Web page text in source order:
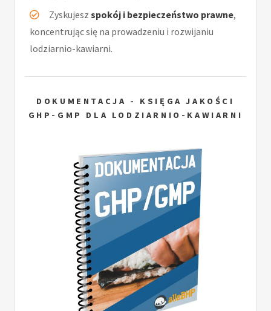
Zyskujesz spokój i bezpieczeństwo prawne,
koncentrując się na prowadzeniu i rozwijaniu
lodziarnio-kawiarni.
DOKUMENTACJA - KSIĘGA JAKOŚCI
GHP-GMP DLA LODZIARNIO-KAWIARNI